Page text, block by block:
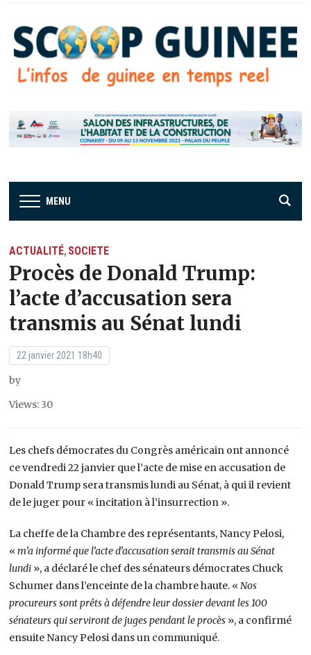
MENU
ACTUALITÉ, SOCIETE
Procès de Donald Trump:
l’acte d’accusation sera
transmis au Sénat lundi
22 janvier 2021 18h40
by
Views: 30
Les chefs démocrates du Congrès américain ont annoncé
ce vendredi 22 janvier que l’acte de mise en accusation de
Donald Trump sera transmis lundi au Sénat, à qui il revient
de le juger pour « incitation à l’insurrection ».
La cheffe de la Chambre des représentants, Nancy Pelosi,
« m’a informé que l’acte d’accusation serait transmis au Sénat
lundi », a déclaré le chef des sénateurs démocrates Chuck
Schumer dans l’enceinte de la chambre haute. « Nos
procureurs sont prêts à défendre leur dossier devant les 100
sénateurs qui serviront de juges pendant le procès », a confirmé
ensuite Nancy Pelosi dans un communiqué.